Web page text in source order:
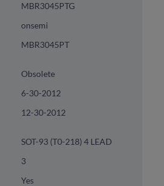
MBR3045PTG
onsemi
MBR3045PT
Obsolete
6-30-2012
12-30-2012
SOT-93 (T0-218) 4 LEAD
3
Yes